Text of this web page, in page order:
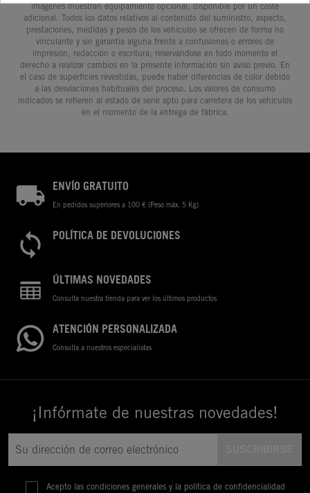
imágenes muestran equipamiento opcional, disponible por un coste
adicional. Todos los datos relativos al contenido del suministro, aspecto,
prestaciones, medidas y pesos de los vehículos se ofrecen de forma no
vinculante y sin garantía alguna frente a confusiones o errores de
impresión, redacción o escritura; reservándose en todo momento el
derecho a realizar cambios en la presente información sin aviso previo. En
el caso de superficies revestidas, puede haber diferencias de color debido
a las desviaciones habituales del proceso. Los valores de consumo
indicados se refieren al estado de serie apto para carretera de los vehículos
en el momento de la entrega de fábrica.
ENVÍO GRATUITO
En pedidos superiores a 100 € (Peso máx. 5 Kg)
POLÍTICA DE DEVOLUCIONES
ÚLTIMAS NOVEDADES
Consulta nuestra tienda para ver los últimos productos
ATENCIÓN PERSONALIZADA
Consulta a nuestros especialistas
¡Infórmate de nuestras novedades!
Acepto las condiciones generales y la política de confidencialidad